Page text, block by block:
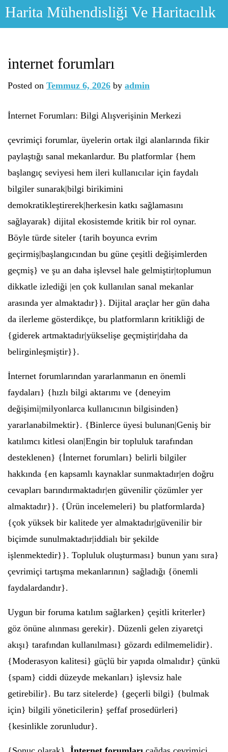
Skip
Harita Mühendisliği Ve Haritacılık
internet forumları
Posted on Temmuz 6, 2026 by admin
İnternet Forumları: Bilgi Alışverişinin Merkezi
çevrimiçi forumlar, üyelerin ortak ilgi alanlarında fikir
paylaştığı sanal mekanlardur. Bu platformlar {hem
başlangıç seviyesi hem ileri kullanıcılar için faydalı
bilgiler sunarak|bilgi birikimini
demokratikleştirerek|herkesin katkı sağlamasını
sağlayarak} dijital ekosistemde kritik bir rol oynar.
Böyle türde siteler {tarih boyunca evrim
geçirmiş|başlangıcından bu güne çeşitli değişimlerden
geçmiş} ve şu an daha işlevsel hale gelmiştir|toplumun
dikkatle izlediği |en çok kullanılan sanal mekanlar
arasında yer almaktadır}}. Dijital araçlar her gün daha
da ilerleme gösterdikçe, bu platformların kritikliği de
{giderek artmaktadır|yükselişe geçmiştir|daha da
belirginleşmiştir}}.
İnternet forumlarından yararlanmanın en önemli
faydaları} {hızlı bilgi aktarımı ve {deneyim
değişimi|milyonlarca kullanıcının bilgisinden}
yararlanabilmektir}. {Binlerce üyesi bulunan|Geniş bir
katılımcı kitlesi olan|Engin bir topluluk tarafından
desteklenen} {İnternet forumları} belirli bilgiler
hakkında {en kapsamlı kaynaklar sunmaktadır|en doğru
cevapları barındırmaktadır|en güvenilir çözümler yer
almaktadır}}. {Ürün incelemeleri} bu platformlarda}
{çok yüksek bir kalitede yer almaktadır|güvenilir bir
biçimde sunulmaktadır|iddialı bir şekilde
işlenmektedir}}. Topluluk oluşturması} bunun yanı sıra}
çevrimiçi tartışma mekanlarının} sağladığı {önemli
faydalardandır}.
Uygun bir foruma katılım sağlarken} çeşitli kriterler}
göz önüne alınması gerekir}. Düzenli gelen ziyaretçi
akışı} tarafından kullanılması} gözardı edilmemelidir}.
{Moderasyon kalitesi} güçlü bir yapıda olmalıdır} çünkü
{spam} ciddi düzeyde mekanları} işlevsiz hale
getirebilir}. Bu tarz sitelerde} {geçerli bilgi} {bulmak
için} bilgili yöneticilerin} şeffaf prosedürleri}
{kesinlikle zorunludur}.